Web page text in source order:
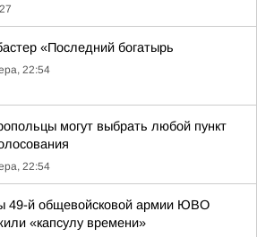
«Последний богатырь
22:54
могут выбрать любой пункт
22:54
49-й общевойсковой армии ЮВО
«капсулу времени»